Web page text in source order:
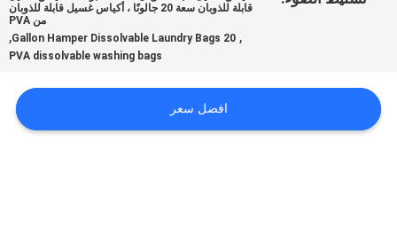
PRIVACY
POLICY
قابلة للذوبان سعة 20 جالونًا ، أكياس غسيل قابلة للذوبان
من PVA
,
20 Gallon Hamper Dissolvable Laundry Bags
,
PVA dissolvable washing bags
افضل سعر